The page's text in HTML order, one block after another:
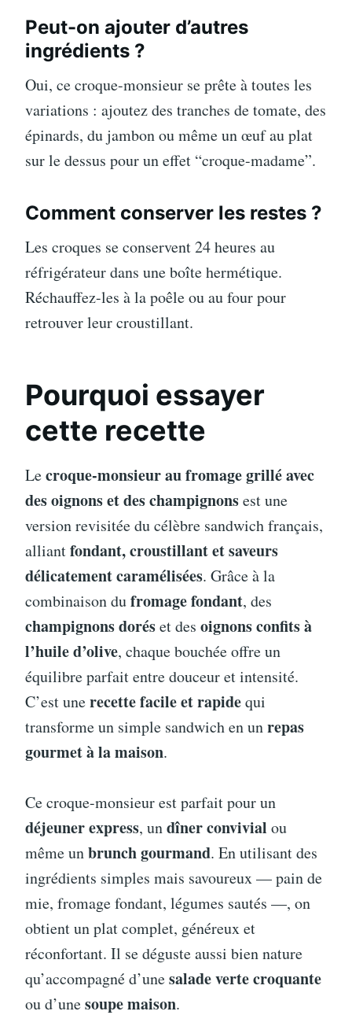
Peut-on ajouter d’autres
ingrédients ?
Oui, ce croque-monsieur se prête à toutes les
variations : ajoutez des tranches de tomate, des
épinards, du jambon ou même un œuf au plat
sur le dessus pour un effet “croque-madame”.
Comment conserver les restes ?
Les croques se conservent 24 heures au
réfrigérateur dans une boîte hermétique.
Réchauffez-les à la poêle ou au four pour
retrouver leur croustillant.
Pourquoi essayer
cette recette
Lecroque-monsieur au fromage grillé avec
des oignons et des champignonsest une
version revisitée du célèbre sandwich français,
alliantfondant, croustillant et saveurs
délicatement caramélisées. Grâce à la
combinaison dufromage fondant, des
champignons doréset des oignons confits à
l’huile d’olive, chaque bouchée offre un
équilibre parfait entre douceur et intensité.
C’est unerecette facile et rapidequi
transforme un simple sandwich en unrepas
gourmet à la maison.
Ce croque-monsieur est parfait pour un
déjeuner express, undîner convivial ou
même unbrunch gourmand. En utilisant des
ingrédients simples mais savoureux — pain de
mie, fromage fondant, légumes sautés —, on
obtient un plat complet, généreux et
réconfortant. Il se déguste aussi bien nature
qu’accompagné d’unesalade verte croquante
ou d’unesoupe maison.